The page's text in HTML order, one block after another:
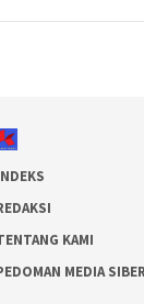
KAMI
MEDIA